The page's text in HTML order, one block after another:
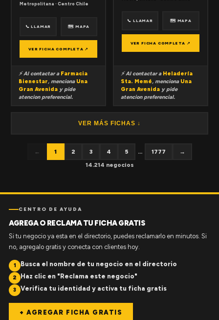
Metropolitana · Centro Chile
📞 LLAMAR 🗺 MAPA
VER FICHA COMPLETA ↗
⚡ Al contactar a Farmacia
Bienestar, menciona Una
Gran Avenida y pide
atencion preferencial.
📞 LLAMAR 🗺 MAPA
VER FICHA COMPLETA ↗
⚡ Al contactar a Heladería
Sta. Memé, menciona Una
Gran Avenida y pide
atencion preferencial.
VER MÁS FICHAS ↓
← 1 2 3 4 5 ... 1777
→
14.214 negocios
CENTRO DE AYUDA
AGREGA O RECLAMA TU FICHA GRATIS
Si tu negocio ya esta en el directorio, puedes reclamarlo en minutos. Si
no, agregalo gratis y conecta con clientes hoy.
1 Busca el nombre de tu negocio en el directorio
2 Haz clic en "Reclama este negocio"
3 Verifica tu identidad y activa tu ficha gratis
+ AGREGAR FICHA GRATIS